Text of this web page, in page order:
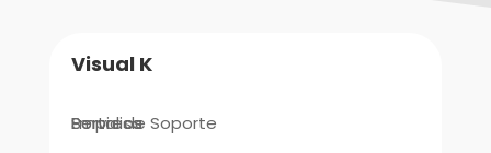
Visual K
Empresa
Portal de Soporte
Servicios